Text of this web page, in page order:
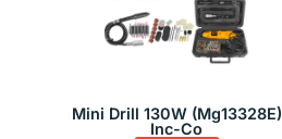
Mini Drill 130W (Mg13328E)
Inc-Co